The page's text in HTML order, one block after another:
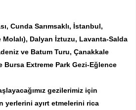
Cunda Sarımsaklı, İstanbul,
Molalı), Dalyan İztuzu, Lavanta-Salda
ve Batum Turu, Çanakkale
Extreme Park Gezi-Eğlence
gezilerimiz için
yerlerini ayırt etmelerini rica